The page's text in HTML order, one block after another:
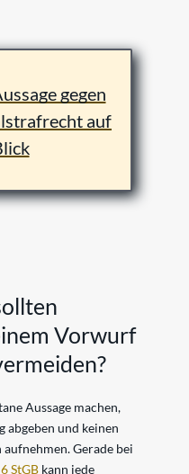
gegen
auf
Vorwurf
Aussage machen,
abgeben und keinen
Gerade bei
StGB kann jede